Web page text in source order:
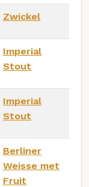
Zwickel
Imperial
Stout
Imperial
Stout
Berliner
Weisse met
Fruit